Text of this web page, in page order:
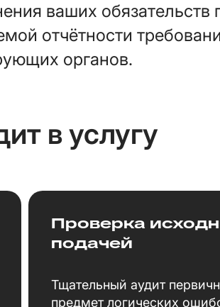
ваших обязательств
отчётности
органов.
в услугу
Проверка
подачей
Тщательный аудит
предмет логических